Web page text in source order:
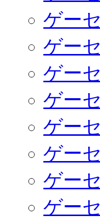
ゲー
ゲー
ゲー
ゲー
ゲー
ゲー
ゲー
ゲー